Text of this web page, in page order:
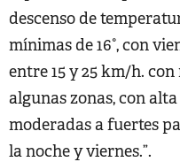
descenso de
mínimas de 16°, con
entre 15 y 25 km/h.
algunas zonas, con
moderadas a fuertes
la noche y viernes.”.